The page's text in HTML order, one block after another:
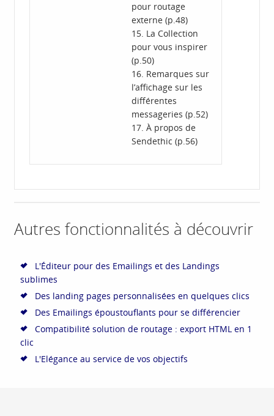
pour routage
externe (p.48)
15. La Collection
pour vous inspirer
(p.50)
16. Remarques sur
l’affichage sur les
différentes
messageries (p.52)
17. À propos de
Sendethic (p.56)
Autres fonctionnalités à découvrir
L'Éditeur pour des Emailings et des Landings
sublimes
Des landing pages personnalisées en quelques clics
Des Emailings époustouflants pour se différencier
Compatibilité solution de routage : export HTML en 1
clic
L'Elégance au service de vos objectifs